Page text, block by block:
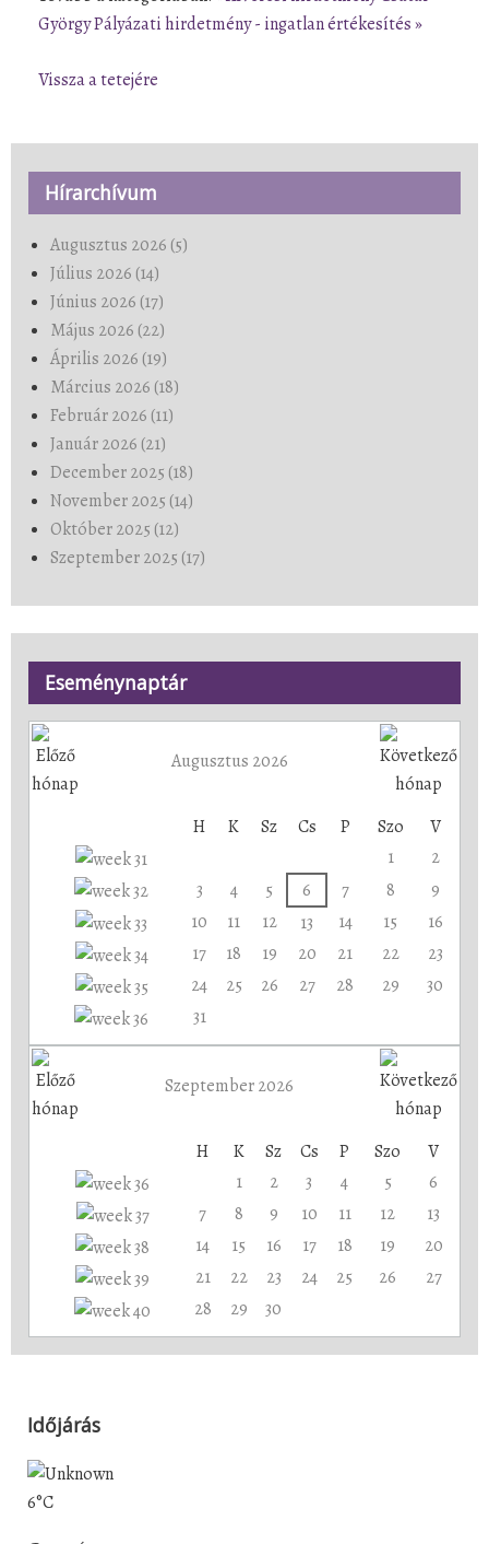
GyörgyPályázati hirdetmény - ingatlan értékesítés »
Vissza a tetejére
Hírarchívum
Augusztus 2026 (5)
Július 2026 (14)
Június 2026 (17)
Május 2026 (22)
Április 2026 (19)
Március 2026 (18)
Február 2026 (11)
Január 2026 (21)
December 2025 (18)
November 2025 (14)
Október 2025 (12)
Szeptember 2025 (17)
Eseménynaptár
Augusztus 2026
H K Sz Cs P Szo
V
1
2
3
4 5 6 7 8
9
10
11 12 13 14 15
16
17
18 19 20 21 22
23
24
25 26 27 28 29
30
31
Szeptember 2026
H K Sz Cs P Szo
V
1
2 3 4 5
6
7
8 9 10 11 12
13
14
15 16 17 18 19
20
21
22 23 24 25 26
27
28
29 30
Időjárás
6°C